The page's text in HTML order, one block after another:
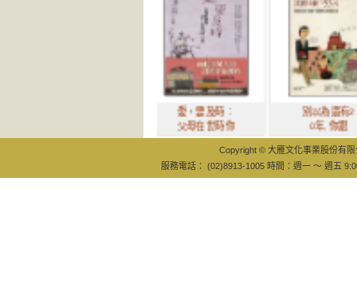
愛，要及時：
父母在世時你
別以為還有2
0年, 你跟
Copyright © 大雁文化事業股份有
服務電話： (02)8913-1005 時間：週一 ～ 週五